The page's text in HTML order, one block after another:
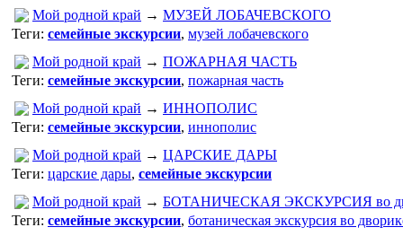
Мой родной край → МУЗЕЙ ЛОБАЧЕВСКОГО
Теги: семейные экскурсии, музей лобачевского
Мой родной край → ПОЖАРНАЯ ЧАСТЬ
Теги: семейные экскурсии, пожарная часть
Мой родной край → ИННОПОЛИС
Теги: семейные экскурсии, иннополис
Мой родной край → ЦАРСКИЕ ДАРЫ
Теги: царские дары, семейные экскурсии
Мой родной край → БОТАНИЧЕСКАЯ ЭКСКУРСИЯ во
Теги: семейные экскурсии, ботаническая экскурсия во